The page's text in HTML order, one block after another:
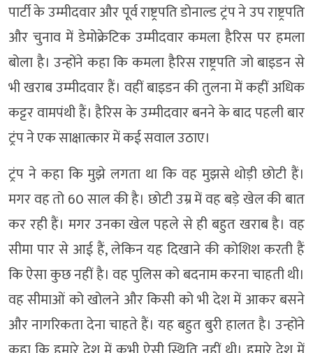
पार्टी के उम्मीदवार और पूर्व राष्ट्रपति डोनाल्ड ट्रंप ने उप राष्ट्रपति
और चुनाव में डेमोक्रेटिक उम्मीदवार कमला हैरिस पर हमला
बोला है। उन्होंने कहा कि कमला हैरिस राष्ट्रपति जो बाइडन से
भी खराब उम्मीदवार हैं। वहीं बाइडन की तुलना में कहीं अधिक
कट्टर वामपंथी हैं। हैरिस के उम्मीदवार बनने के बाद पहली बार
ट्रंप ने एक साक्षात्कार में कई सवाल उठाए।
ट्रंप ने कहा कि मुझे लगता था कि वह मुझसे थोड़ी छोटी हैं।
मगर वह तो 60 साल की है। छोटी उम्र में वह बड़े खेल की बात
कर रही हैं। मगर उनका खेल पहले से ही बहुत खराब है। वह
सीमा पार से आई हैं, लेकिन यह दिखाने की कोशिश करती हैं
कि ऐसा कुछ नहीं है। वह पुलिस को बदनाम करना चाहती थी।
वह सीमाओं को खोलने और किसी को भी देश में आकर बसने
और नागरिकता देना चाहते हैं। यह बहुत बुरी हालत है। उन्होंने